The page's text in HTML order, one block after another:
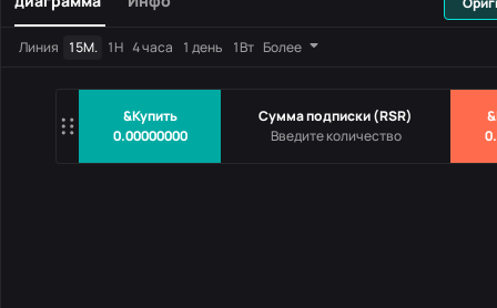
&Купить
0.00000000
Сумма подписки(RSR)
Линия 15М. 1Н 4 часа 1 день 1Вт Более